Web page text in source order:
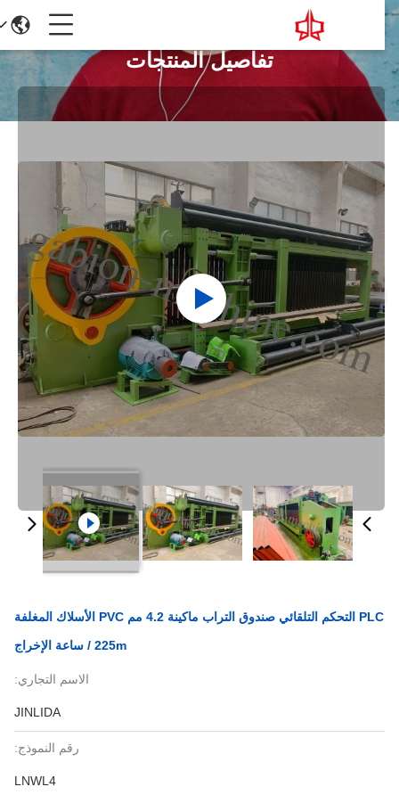
تفاصيل المنتجات
PLC التحكم التلقائي صندوق التراب ماكينة 4.2 مم PVC الأسلاك المغلفة
225m / ساعة الإخراج
الاسم التجاري:
JINLIDA
رقم النموذج:
LNWL4